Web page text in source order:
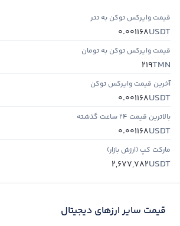
قیمت وایرکس توکن به تتر
USDT
0.001168
قیمت وایرکس توکن به تومان
TMN
219
آخرین قیمت وایرکس توکن
USDT
0.001168
بالاترین قیمت ۲۴ ساعت گذشته
USDT
0.001168
مارکت کپ (ارزش بازار)
USDT
2,677,782
قیمت سایر ارزهای دیجیتال